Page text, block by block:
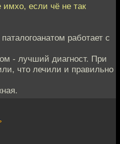
имхо, если чё не так
работает с
- лучший диагност. При
что лечили и правильно